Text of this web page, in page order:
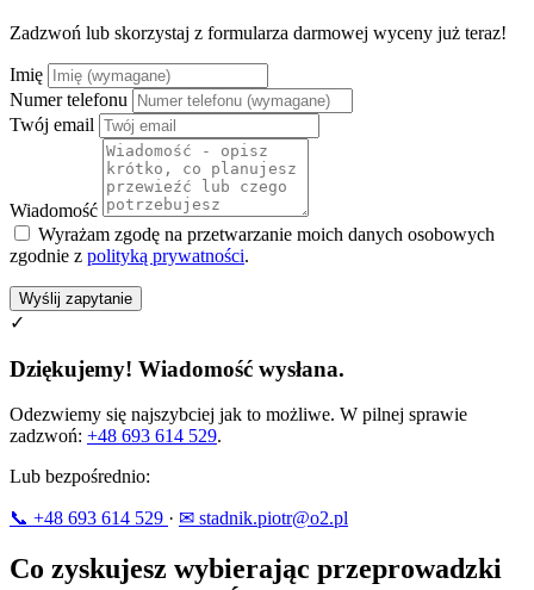
Zadzwoń lub skorzystaj z formularza darmowej wyceny już teraz!
Imię
Numer telefonu
Twój email
Wiadomość
Wyrażam zgodę na przetwarzanie moich danych osobowych
zgodnie z polityką prywatności.
Wyślij zapytanie
✓
Dziękujemy! Wiadomość wysłana.
Odezwiemy się najszybciej jak to możliwe. W pilnej sprawie
zadzwoń: +48 693 614 529.
Lub bezpośrednio:
📞 +48 693 614 529 · ✉ stadnik.piotr@o2.pl
Co zyskujesz wybierając przeprowadzki